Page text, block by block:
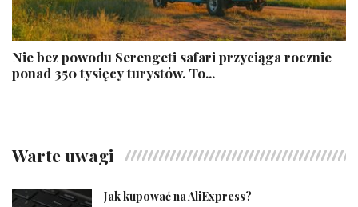
​Nie bez powodu Serengeti safari przyciąga rocznie
ponad 350 tysięcy turystów. To...
Warte uwagi
Jak kupować na AliExpress?